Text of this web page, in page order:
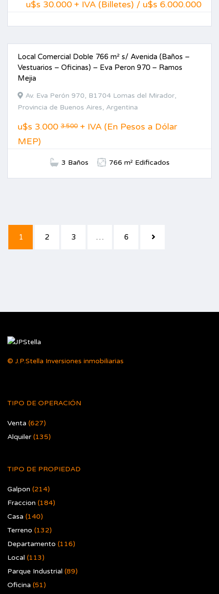
u$s 30.000 + IVA (Billetes) / u$s 6.000.000
Local Comercial Doble 766 m² s/ Avenida (Baños –
Vestuarios – Oficinas) – Eva Peron 970 – Ramos
Mejia
Av. Eva Perón 970, B1704 Lomas del Mirador,
Provincia de Buenos Aires, Argentina
u$s 3.000 3.500 + IVA (En Pesos a Dólar
MEP)
3 Baños 766 m² Edificados
1 2 3 … 6
© J.P.Stella Inversiones inmobiliarias
TIPO DE OPERACIÓN
Venta (627)
Alquiler (135)
TIPO DE PROPIEDAD
Galpon (214)
Fraccion (184)
Casa (140)
Terreno (132)
Departamento (116)
Local (113)
Parque Industrial (89)
Oficina (51)